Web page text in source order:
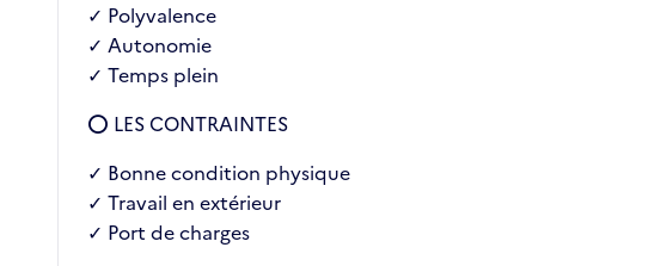
✓ Polyvalence
✓ Autonomie
✓ Temps plein
⭕ LES CONTRAINTES
✓ Bonne condition physique
✓ Travail en extérieur
✓ Port de charges